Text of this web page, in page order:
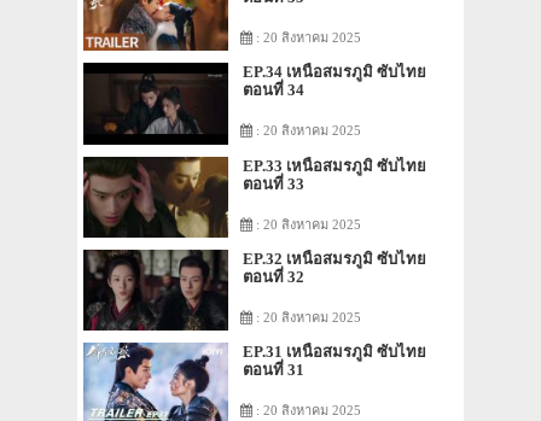
: 20 สิงหาคม 2025
EP.34 เหนือสมรภูมิ ซับไทย
ตอนที่ 34
: 20 สิงหาคม 2025
EP.33 เหนือสมรภูมิ ซับไทย
ตอนที่ 33
: 20 สิงหาคม 2025
EP.32 เหนือสมรภูมิ ซับไทย
ตอนที่ 32
: 20 สิงหาคม 2025
EP.31 เหนือสมรภูมิ ซับไทย
ตอนที่ 31
: 20 สิงหาคม 2025